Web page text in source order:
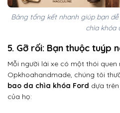
Bảng tổng kết nhanh giúp bạn
chìa khóa
5. Gỡ rối: Bạn thuộc tuýp
Mỗi người lái xe có một thói quen
Opkhoahandmade, chúng tôi
bao da chìa khóa Ford dựa
của họ: